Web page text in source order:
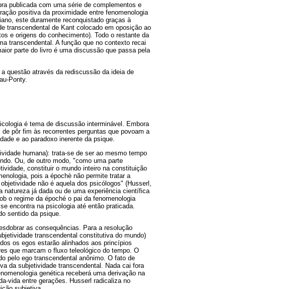
publicada com uma série de complementos e
positiva da proximidade entre fenomenologia
este duramente reconquistado graças à
transcendental de Kant colocado em oposição ao
e origens do conhecimento). Todo o restante da
transcendental. A função que no contexto recai
parte do livro é uma discussão que passa pela
questão através da rediscussão da ideia de
Ponty.
é tema de discussão interminável. Embora
pôr fim às recorrentes perguntas que povoam a
e ao paradoxo inerente da psique.
humana): trata-se de ser ao mesmo tempo
Ou, de outro modo, "como uma parte
constituir o mundo inteiro na constituição
pois a épochè não permite tratar a
não é aquela dos psicólogos" (Husserl,
natureza já dada ou de uma experiência científica
o regime da époché o pai da fenomenologia
encontra na psicologia até então praticada.
sentido da psique.
as consequências. Para a resolução
transcendental constitutiva do mundo)
os egos estarão alinhados aos princípios
que marcam o fluxo teleológico do tempo. O
pelo ego transcendental anônimo. O fato de
da subjetividade transcendental. Nada cai fora
genética receberá uma derivação na
vida entre gerações. Husserl radicaliza no